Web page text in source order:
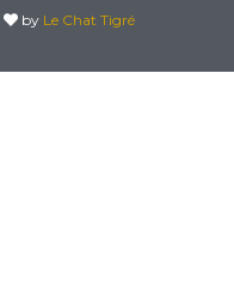
by Le Chat Tigré